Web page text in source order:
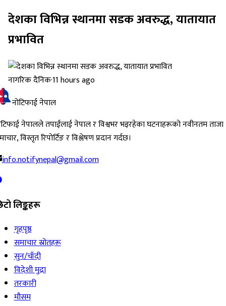
देशका विभिन्न स्थानमा सडक अवरुद्ध, यातायात
प्रभावित
नागरिक दैनिक·11 hours ago
नोटिफाई नेपाल
नेपालले तपाईंलाई नेपाल र विश्वभर भइरहेका घटनाहरूको नवीनतम ताजा
विस्तृत रिपोर्टिङ र विश्लेषण प्रदान गर्दछ।
info.notifynepal@gmail.com
लिङ्कहरू
गृहपृष्ठ
समाचार स्रोतहरू
सुन/चाँदी
विदेशी मुद्रा
तरकारी
मौसम